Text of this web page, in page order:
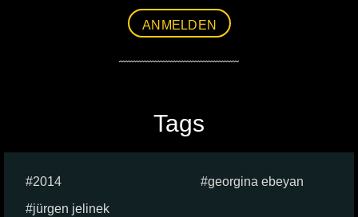
ANMELDEN
Tags
2014
georgina ebeyan
jürgen jelinek